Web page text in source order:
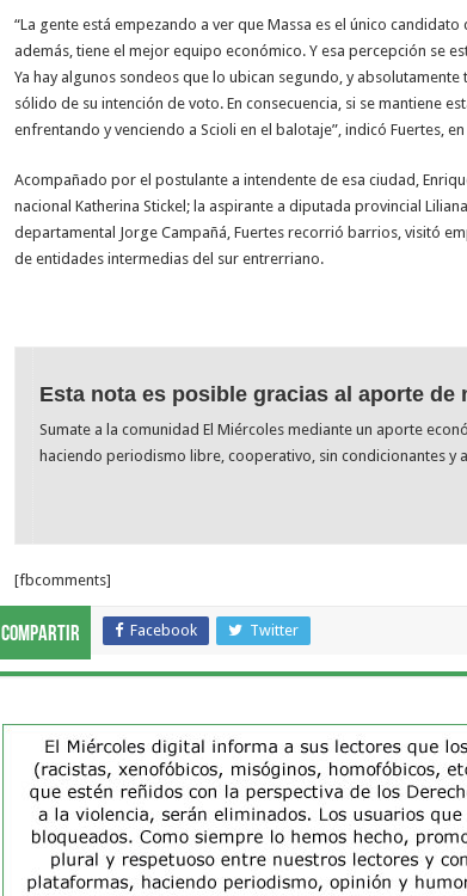
“La gente está empezando a ver que Massa es el único
además, tiene el mejor equipo económico. Y esa percepción se
Ya hay algunos sondeos que lo ubican segundo, y
sólido de su intención de voto. En consecuencia, si se mantiene
enfrentando y venciendo a Scioli en el balotaje”, indicó Fuertes,
Acompañado por el postulante a intendente de esa ciudad,
nacional Katherina Stickel; la aspirante a diputada provincial
departamental Jorge Campañá, Fuertes recorrió barrios, visitó
de entidades intermedias del sur entrerriano.
Esta nota es posible gracias al aporte de
Sumate a la comunidad El Miércoles mediante un aporte
haciendo periodismo libre, cooperativo, sin condicionantes y
[fbcomments]
Compartir Facebook Twitter